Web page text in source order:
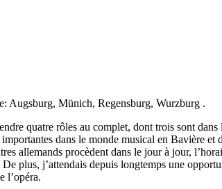
Augsburg, Münich, Regensburg, Wurzburg .
quatre rôles au complet, dont trois sont
dans le monde musical en Bavière
allemands procèdent dans le jour à jour,
plus, j’attendais depuis longtemps une
l’opéra.